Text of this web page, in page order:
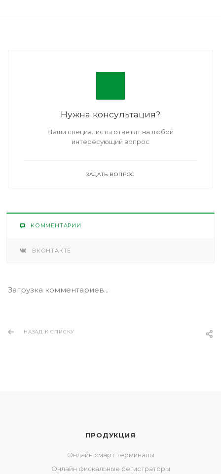
Нужна консультация?
Наши специалисты ответят на любой
интересующий вопрос
ЗАДАТЬ ВОПРОС
КОММЕНТАРИИ
ВКОНТАКТЕ
Загрузка комментариев...
НАЗАД К СПИСКУ
ПРОДУКЦИЯ
Онлайн смарт терминалы
Онлайн фискальные регистраторы